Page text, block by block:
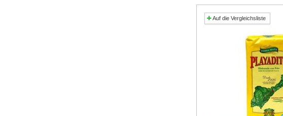
Auf die Vergleichsliste